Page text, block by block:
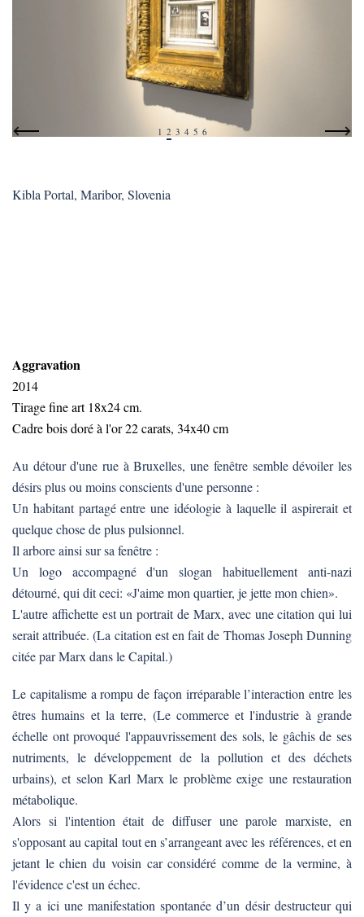
Kibla Portal, Maribor, Slovenia
1 2 3 4 5 6
Aggravation
2014
Tirage fine art 18x24 cm.
Cadre bois doré à l'or 22 carats, 34x40 cm
Au détour d'une rue à Bruxelles, une fenêtre semble dévoiler les
désirs plus ou moins conscients d'une personne :
Un habitant partagé entre une idéologie à laquelle il aspirerait et
quelque chose de plus pulsionnel.
Il arbore ainsi sur sa fenêtre :
Un logo accompagné d'un slogan habituellement anti-nazi
détourné, qui dit ceci: «J'aime mon quartier, je jette mon chien».
L'autre affichette est un portrait de Marx, avec une citation qui lui
serait attribuée. (La citation est en fait de Thomas Joseph Dunning
citée par Marx dans le Capital.)
Le capitalisme a rompu de façon irréparable l’interaction entre les
êtres humains et la terre, (Le commerce et l'industrie à grande
échelle ont provoqué l'appauvrissement des sols, le gâchis de ses
nutriments, le développement de la pollution et des déchets
urbains), et selon Karl Marx le problème exige une restauration
métabolique.
Alors si l'intention était de diffuser une parole marxiste, en
s'opposant au capital tout en s’arrangeant avec les références, et en
jetant le chien du voisin car considéré comme de la vermine, à
l'évidence c'est un échec.
Il y a ici une manifestation spontanée d’un désir destructeur qui